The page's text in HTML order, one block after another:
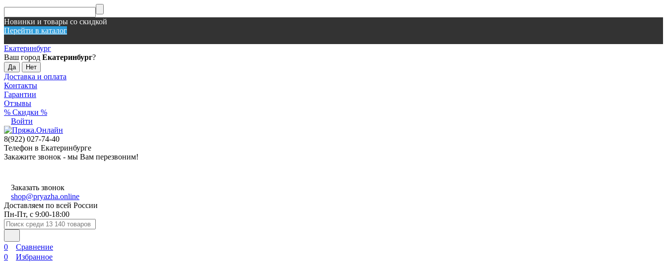
Новинки и товары со скидкой
Перейти в каталог
Екатеринбург
Ваш город Екатеринбург?
Доставка и оплата
Контакты
Гарантии
Отзывы
% Скидки %
Войти
8(922) 027-74-40
Телефон в Екатеринбурге
Закажите звонок - мы Вам перезвоним!
Заказать звонок
shop@pryazha.online
Доставляем по всей России
Пн-Пт, с 9:00-18:00
0
Сравнение
0
Избранное